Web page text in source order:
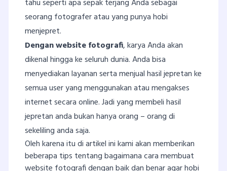
tahu seperti apa sepak terjang Anda sebagai
seorang fotografer atau yang punya hobi
menjepret.
Dengan website fotografi, karya Anda akan
dikenal hingga ke seluruh dunia. Anda bisa
menyediakan layanan serta menjual hasil jepretan ke
semua user yang menggunakan atau mengakses
internet secara online. Jadi yang membeli hasil
jepretan anda bukan hanya orang – orang di
sekeliling anda saja.
Oleh karena itu di artikel ini kami akan memberikan
beberapa tips tentang bagaimana cara membuat